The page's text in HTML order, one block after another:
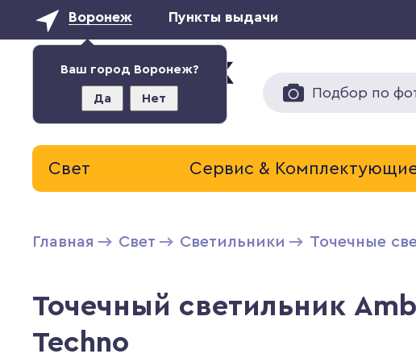
Воронеж
Ваш город Воронеж?
Да Нет
Пункты выдачи
Подбор по
Свет Сервис &
Главная Свет Светильники Точечные
Точечный светильник
Techno